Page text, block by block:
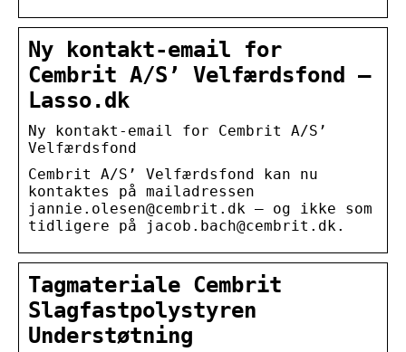
Ny kontakt-email for
Cembrit A/S’ Velfærdsfond –
Lasso.dk
Ny kontakt-email for Cembrit A/S’
Velfærdsfond
Cembrit A/S’ Velfærdsfond kan nu
kontaktes på mailadressen
jannie.olesen@cembrit.dk – og ikke som
tidligere på jacob.bach@cembrit.dk.
Tagmateriale Cembrit
Slagfastpolystyren
Understøtning